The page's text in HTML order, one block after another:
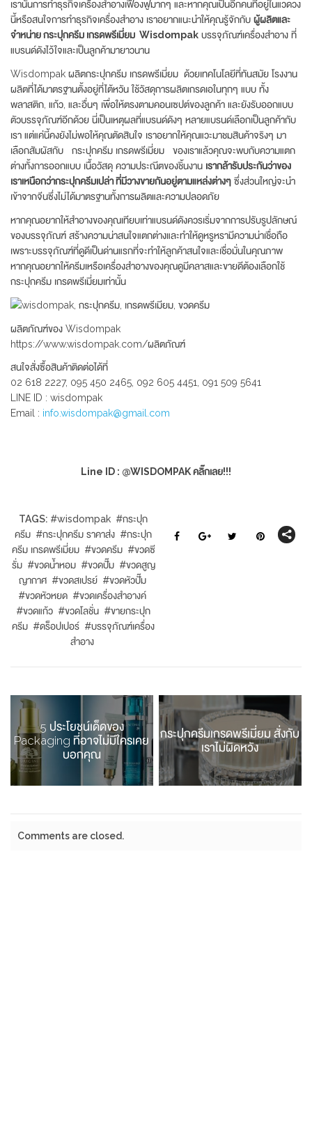
เรานั้นการทำธุรกิจเครื่องสำอางเฟื่องฟูมากๆ และหากคุณเป็นอีกคนที่อยู่ในแวดวง
นี้หรือสนใจการทำธุรกิจเครื่องสำอาง เราอยากแนะนำให้คุณรู้จักกับ ผู้ผลิตและ
จำหน่าย กระปุกครีม เกรดพรีเมี่ยม Wisdompak บรรจุภัณฑ์เครื่องสำอาง ที่
แบรนด์ดังไว้ใจและเป็นลูกค้ามายาวนาน
Wisdompak ผลิตกระปุกครีม เกรดพรีเมี่ยม ด้วยเทคโนโลยีที่ทันสมัย โรงงาน
ผลิตที่ได้มาตรฐานตั้งอยู่ที่ไต้หวัน ใช้วัสดุการผลิตเกรดเอในทุกๆ แบบ ทั้ง
พลาสติก, แก้ว, และอื่นๆ เพื่อให้ตรงตามคอนเซปต์ของลูกค้า และยังรับออกแบบ
ตัวบรรจุภัณฑ์อีกด้วย นี่เป็นเหตุผลที่แบรนด์ดังๆ หลายแบรนด์เลือกเป็นลูกค้ากับ
เรา แต่แค่นี้คงยังไม่พอให้คุณตัดสินใจ เราอยากให้คุณแวะมาชมสินค้าจริงๆ มา
เลือกสัมผัสกับ กระปุกครีม เกรดพรีเมี่ยม ของเราแล้วคุณจะพบกับความแตก
ต่างทั้งการออกแบบ เนื้อวัสดุ ความประณีตของชิ้นงาน เรากล้ารับประกันว่าของ
เราเหนือกว่ากระปุกครีมเปล่า ที่มีวางขายกันอยู่ตามแหล่งต่างๆ ซึ่งส่วนใหญ่จะนำ
เข้าจากจีนซึ่งไม่ได้มาตรฐานทั้งการผลิตและความปลอดภัย
หากคุณอยากให้สำอางของคุณเทียบเท่าแบรนด์ดังควรเริ่มจากการปรับรูปลักษณ์
ของบรรจุภัณฑ์ สร้างความน่าสนใจแตกต่างและทำให้ดูหรูหรามีความน่าเชื่อถือ
เพราะบรรจุภัณฑ์ที่ดูดีเป็นด่านแรกที่จะทำให้ลูกค้าสนใจและเชื่อมั่นในคุณภาพ
หากคุณอยากให้ครีมเหรือเครื่องสำอางของคุณดูมีคลาสและขายดีต้องเลือกใช้
กระปุกครีม เกรดพรีเมี่ยมเท่านั้น
ผลิตภัณฑ์ของ Wisdompak
https://www.wisdompak.com/ผลิตภัณฑ์
สนใจสั่งซื้อสินค้าติดต่อได้ที่
02 618 2227, 095 450 2465, 092 605 4451, 091 509 5641
LINE ID : wisdompak
Email : info.wisdompak@gmail.com
Line ID : @WISDOMPAK คลิ๊กเลย!!!
TAGS: #wisdompak #กระปุก
ครีม #กระปุกครีม ราคาส่ง #กระปุก
ครีม เกรดพรีเมี่ยม #ขวดครีม #ขวดซี
รั่ม #ขวดน้ำหอม #ขวดปั๊ม #ขวดสูญ
ญากาศ #ขวดสเปรย์ #ขวดหัวปั๊ม
#ขวดหัวหยด #ขวดเครื่องสำอางค์
#ขวดแก้ว #ขวดโลชั่น #ขายกระปุก
ครีม #ดร็อปเปอร์ #บรรจุภัณฑ์เครื่อง
สำอาง
กระปุกครีมเกรดพรีเมี่ยม สั่งกับ
เราไม่ผิดหวัง
5 ประโยชน์เด็ดของ
Packaging ที่อาจไม่มีใครเคย
บอกคุณ
Comments are closed.